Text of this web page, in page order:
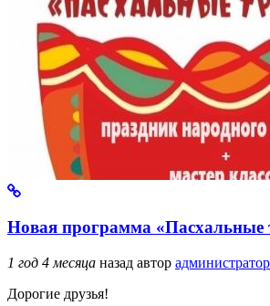
Новая программа «Пасхальные
1 год 4 месяца назад автор администратор
Дорогие друзья!